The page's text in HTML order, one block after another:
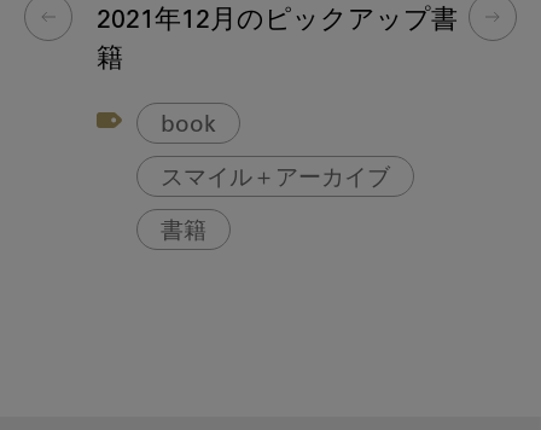
2021年12月のピックアップ書
籍
book
スマイル＋アーカイブ
書籍